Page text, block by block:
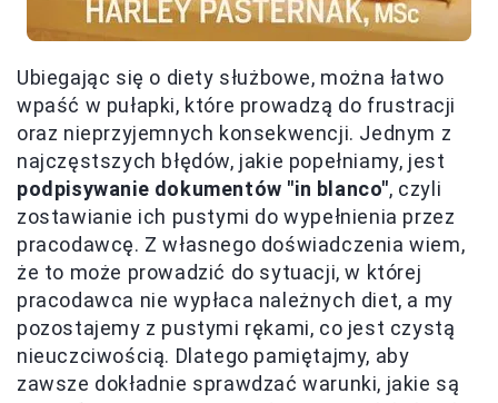
Ubiegając się o diety służbowe, można łatwo
wpaść w pułapki, które prowadzą do frustracji
oraz nieprzyjemnych konsekwencji. Jednym z
najczęstszych błędów, jakie popełniamy, jest
podpisywanie dokumentów "in blanco", czyli
zostawianie ich pustymi do wypełnienia przez
pracodawcę. Z własnego doświadczenia wiem,
że to może prowadzić do sytuacji, w której
pracodawca nie wypłaca należnych diet, a my
pozostajemy z pustymi rękami, co jest czystą
nieuczciwością. Dlatego pamiętajmy, aby
zawsze dokładnie sprawdzać warunki, jakie są